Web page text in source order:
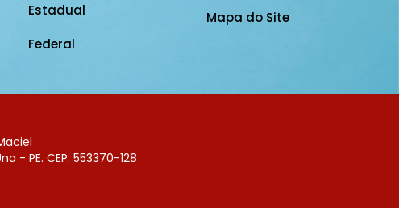
Estadual
Federal
Mapa do Site
- PE. CEP: 553370-128